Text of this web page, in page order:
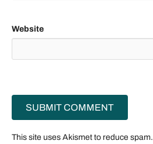
Website
This site uses Akismet to reduce spam.